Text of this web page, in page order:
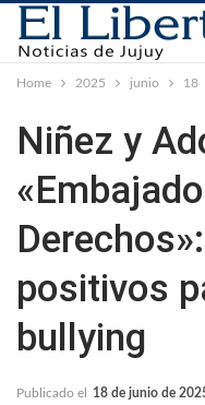
Home 2025 junio 18
Niñez y
positivos
bullying
Publicado el 18 de junio de